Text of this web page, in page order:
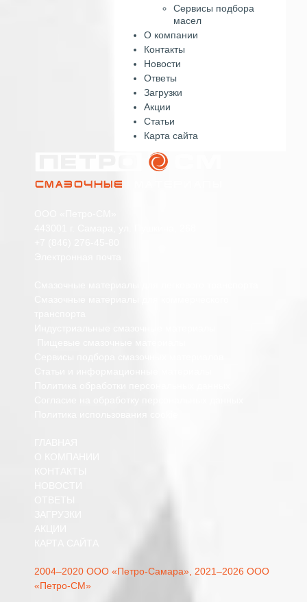
Сервисы подбора
масел
О компании
Контакты
Новости
Ответы
Загрузки
Акции
Статьи
Карта сайта
2004–2020 ООО «Петро-Самара», 2021–2026 ООО
«Петро-СМ»